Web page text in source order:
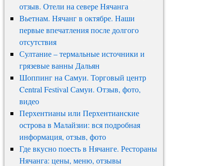
отзыв. Отели на севере Нячанга
Вьетнам. Нячанг в октябре. Наши
первые впечатления после долгого
отсутствия
Султание – термальные источники и
грязевые ванны Дальян
Шоппинг на Самуи. Торговый центр
Central Festival Самуи. Отзыв, фото,
видео
Перхентианы или Перхентианские
острова в Малайзии: вся подробная
информация, отзыв, фото
Где вкусно поесть в Нячанге. Рестораны
Нячанга: цены, меню, отзывы